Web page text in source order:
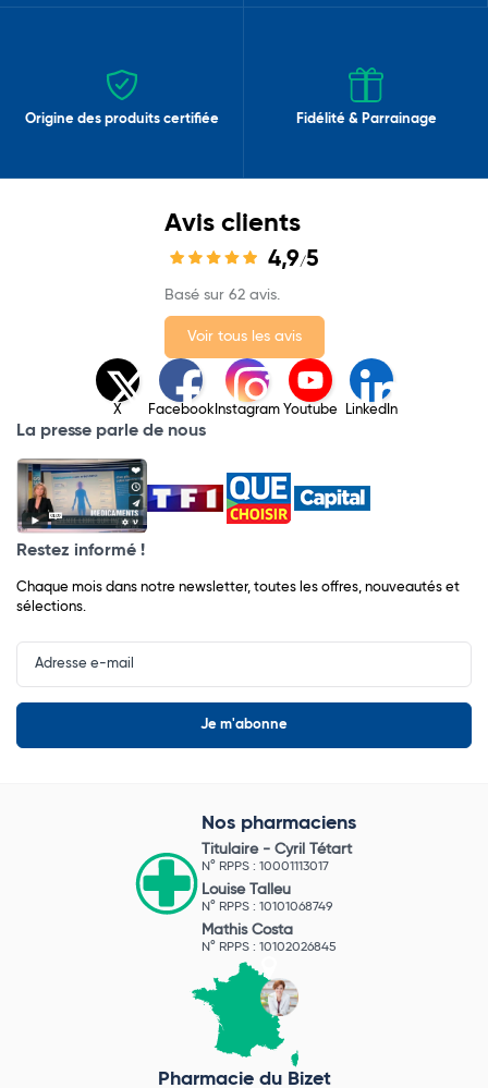
Origine des produits certifiée Fidélité & Parrainage
Avis clients
4,9/5
Basé sur 62 avis.
Voir tous les avis
X Facebook Instagram Youtube LinkedIn
La presse parle de nous
Restez informé !
Chaque mois dans notre newsletter, toutes les offres, nouveautés et
sélections.
Input
Newsletter
Nos pharmaciens
Titulaire - Cyril Tétart
N° RPPS : 10001113017
Louise Talleu
N° RPPS : 10101068749
Mathis Costa
N° RPPS : 10102026845
Pharmacie du Bizet